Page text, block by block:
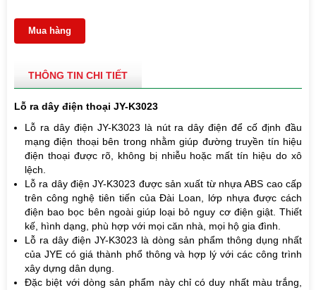
Mua hàng
THÔNG TIN CHI TIẾT
Lỗ ra dây điện thoại JY-K3023
Lỗ ra dây điện JY-K3023 là nút ra dây điện để cố định đầu
mạng điện thoại bên trong nhằm giúp đường truyền tín hiệu
điện thoại được rõ, không bị nhiễu hoặc mất tín hiệu do xô
lệch.
Lỗ ra dây điện JY-K3023 được sản xuất từ nhựa ABS cao cấp
trên công nghệ tiên tiến của Đài Loan, lớp nhựa được cách
điện bao bọc bên ngoài giúp loại bỏ nguy cơ điện giật. Thiết
kế, hình dạng, phù hợp với mọi căn nhà, mọi hộ gia đình.
Lỗ ra dây điện JY-K3023 là dòng sản phẩm thông dụng nhất
của JYE có giá thành phổ thông và hợp lý với các công trình
xây dựng dân dụng.
Đặc biệt với dòng sản phẩm này chỉ có duy nhất màu trắng,